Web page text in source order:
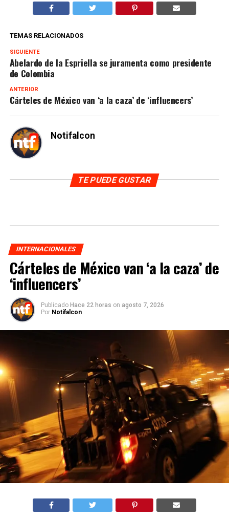
TEMAS RELACIONADOS
SIGUIENTE
Abelardo de la Espriella se juramenta como presidente
de Colombia
ANTERIOR
Cárteles de México van ‘a la caza’ de ‘influencers’
Notifalcon
TE PUEDE GUSTAR
INTERNACIONALES
Cárteles de México van ‘a la caza’ de
‘influencers’
Publicado Hace 22 horas on agosto 7, 2026
Por Notifalcon